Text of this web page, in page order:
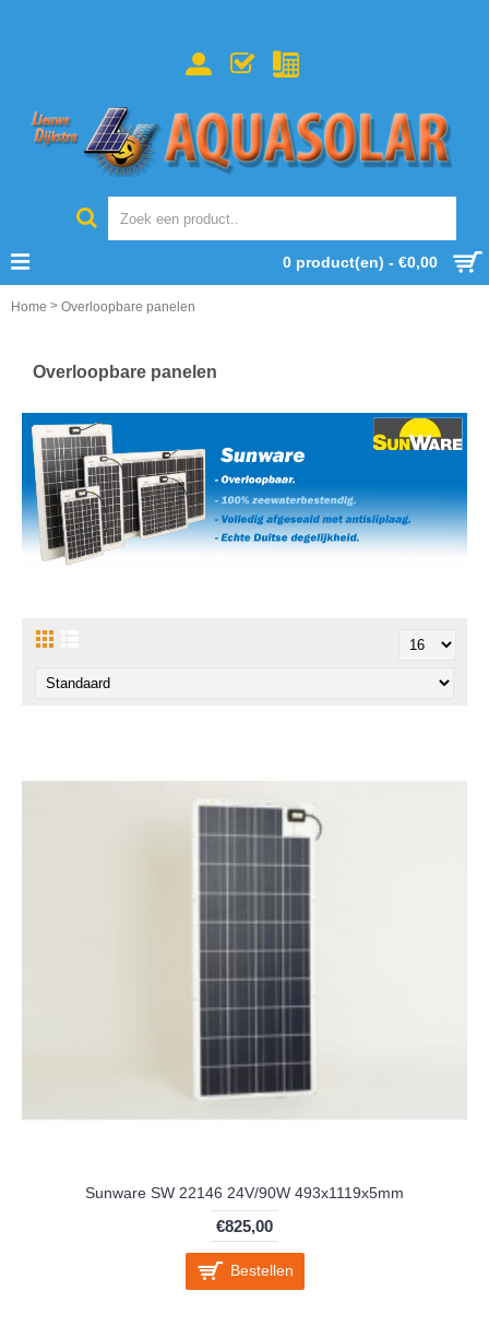
0 product(en) - €0,00
Home > Overloopbare panelen
Overloopbare panelen
Sunware SW 22146 24V/90W 493x1119x5mm
€825,00
Bestellen